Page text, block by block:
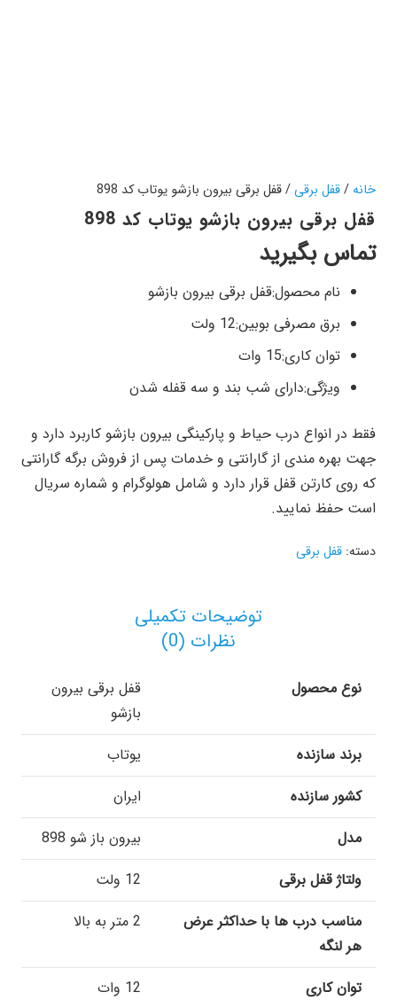
خانه/قفل برقی/ قفل برقی بیرون بازشو یوتاب کد 898
قفل برقی بیرون بازشو یوتاب کد 898
تماس بگیرید
نام محصول:قفل برقی بیرون بازشو
برق مصرفی بوبین:12 ولت
توان کاری:15 وات
ویژگی:دارای شب بند و سه قفله شدن
فقط در انواع درب حیاط و پارکینگی بیرون بازشو کاربرد دارد و
جهت بهره مندی از گارانتی و خدمات پس از فروش برگه گارانتی
که روی کارتن قفل قرار دارد و شامل هولوگرام و شماره سریال
است حفظ نمایید.
دسته: قفل برقی
توضیحات تکمیلی
نظرات (0)
نوع محصول
قفل برقی بیرون
بازشو
برند سازنده
یوتاب
کشور سازنده
ایران
مدل
بیرون باز شو 898
ولتاژ قفل برقی
12 ولت
مناسب درب ها با حداکثر عرض
هر لنگه
2 متر به بالا
توان کاری
12 وات